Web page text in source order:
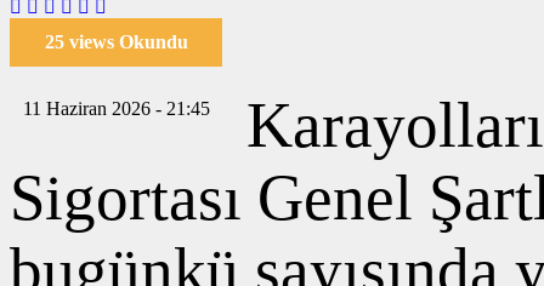
25 views Okundu
11 Haziran 2026 - 21:45
Sigortası Genel
bugünkü